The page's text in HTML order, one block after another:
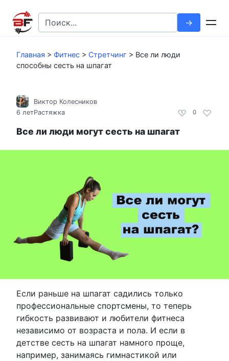
контенту
Search
for:
Главная > Фитнес > Стретчинг > Все ли люди
способны сесть на шпагат
0
Виктор Колесников
6 летРастяжка
Все ли люди могут сесть на шпагат
Если раньше на шпагат садились только
профессиональные спортсмены, то теперь
гибкость развивают и любители фитнеса
независимо от возраста и пола. И если в
детстве сесть на шпагат намного проще,
например, занимаясь гимнастикой или